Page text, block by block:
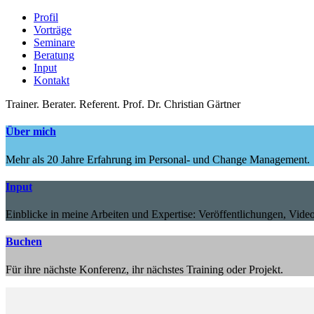
Profil
Vorträge
Seminare
Beratung
Input
Kontakt
Trainer. Berater. Referent. Prof. Dr. Christian Gärtner
Über mich
Mehr als 20 Jahre Erfahrung im Personal- und Change Management.
Input
Einblicke in meine Arbeiten und Expertise: Veröffentlichungen,
Buchen
Für ihre nächste Konferenz, ihr nächstes Training oder Projekt.